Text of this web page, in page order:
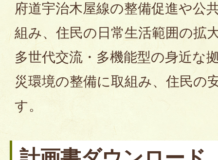
府道宇治木屋線の整備促進や公
組み、住民の日常生活範囲の拡
多世代交流・多機能型の身近な
災環境の整備に取組み、住民の
す。